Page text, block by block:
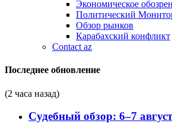
Экономическое
Политический
Обзор рынков
Карабахский конфликт
Contact az
Последнее обновление
(2 часа назад)
Судебный обзор: 6–7